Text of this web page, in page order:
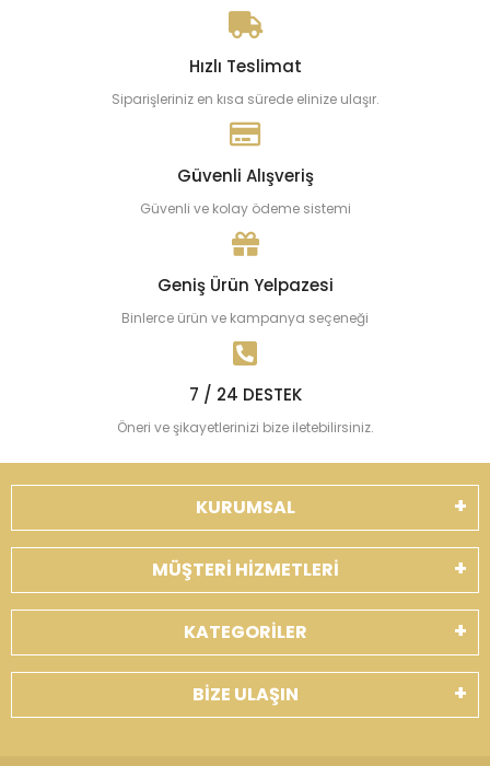
Hızlı Teslimat
Siparişleriniz en kısa sürede elinize ulaşır.
Güvenli Alışveriş
Güvenli ve kolay ödeme sistemi
Geniş Ürün Yelpazesi
Binlerce ürün ve kampanya seçeneği
7 / 24 DESTEK
Öneri ve şikayetlerinizi bize iletebilirsiniz.
KURUMSAL
MÜŞTERİ HİZMETLERİ
KATEGORİLER
BİZE ULAŞIN